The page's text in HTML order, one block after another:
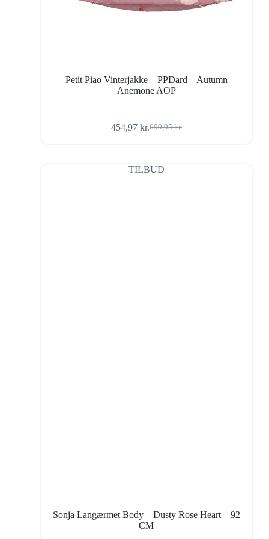
Petit Piao Vinterjakke – PPDard – Autumn
Anemone AOP
699,95kr.
Den
var:
699,95 kr..
454,97 kr.Den
er:
454,97 kr..
TILBUD
Sonja Langærmet Body – Dusty Rose Heart – 92
CM